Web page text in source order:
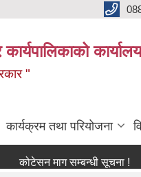
कार्यपालिकाको
"
कार्यक्रम तथा परियोजना
माग सम्बन्धी सूचना !